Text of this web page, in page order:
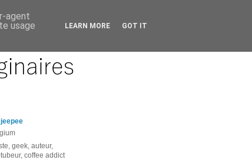
jeepee
geek, auteur,
coffee addict
agent
usage
LEARN MORE GOT IT